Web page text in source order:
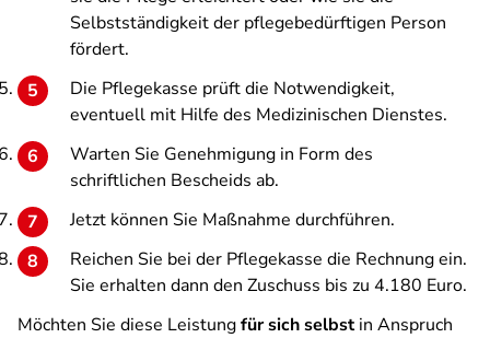
Selbstständigkeit der pflegebedürftigen Person
fördert.
Die Pflegekasse prüft die Notwendigkeit,
eventuell mit Hilfe des Medizinischen Dienstes.
Warten Sie Genehmigung in Form des
schriftlichen Bescheids ab.
Jetzt können Sie Maßnahme durchführen.
Reichen Sie bei der Pflegekasse die Rechnung ein.
Sie erhalten dann den Zuschuss bis zu 4.180 Euro.
Möchten Sie diese Leistungfür sich selbstin Anspruch